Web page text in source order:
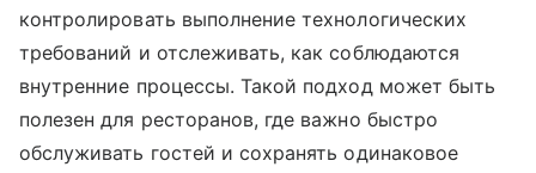
контролировать выполнение технологических
требований и отслеживать, как соблюдаются
внутренние процессы. Такой подход может быть
полезен для ресторанов, где важно быстро
обслуживать гостей и сохранять одинаковое